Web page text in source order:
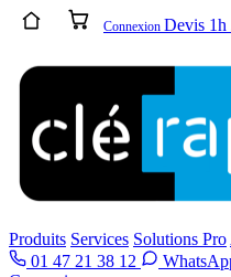
Connexion Devis 1h
Produits Services Solutions Pro
01 47 21 38 12